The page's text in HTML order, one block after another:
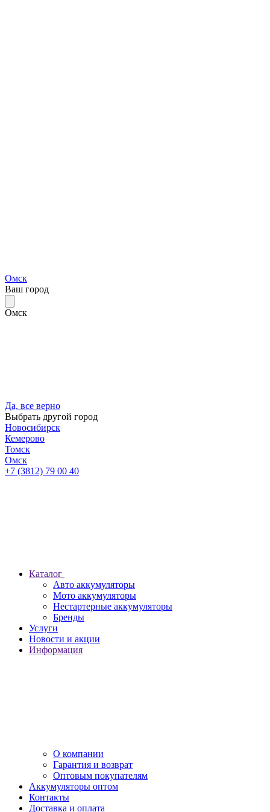
Омск
Ваш город
Омск
Да, все верно
Выбрать другой город
Новосибирск
Кемерово
Томск
Омск
+7 (3812) 79 00 40
Каталог
Авто аккумуляторы
Мото аккумуляторы
Нестартерные аккумуляторы
Бренды
Услуги
Новости и акции
Информация
О компании
Гарантия и возврат
Оптовым покупателям
Аккумуляторы оптом
Контакты
Доставка и оплата